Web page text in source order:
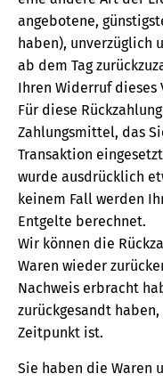
angebotene,
haben), unverzüglich
ab dem Tag
Ihren Widerruf dieses
Für diese
Zahlungsmittel, das
Transaktion
wurde ausdrücklich
keinem Fall werden
Entgelte berechnet.
Wir können die
Waren wieder
Nachweis erbracht
zurückgesandt
Zeitpunkt ist.
Sie haben die Waren